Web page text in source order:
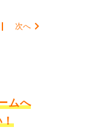
次へ
ムへ
！